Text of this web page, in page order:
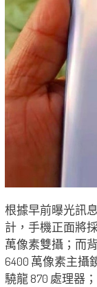
根據早前曝光訊
計，手機正面將
萬像素雙攝；而
6400 萬像素主攝
驍龍 870 處理器